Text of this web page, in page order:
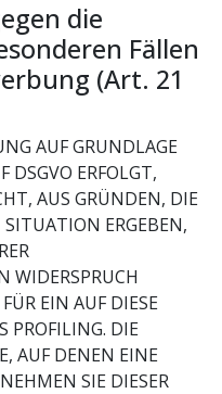
die
Fällen
(Art. 21
AUF GRUNDLAGE
DSGVO ERFOLGT,
AUS GRÜNDEN, DIE
SITUATION ERGEBEN,
WIDERSPRUCH
EIN AUF DIESE
PROFILING. DIE
AUF DENEN EINE
SIE DIESER